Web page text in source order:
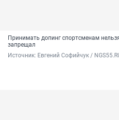
Принимать допинг спортсменам
запрещал
Источник: Евгений Софийчук /